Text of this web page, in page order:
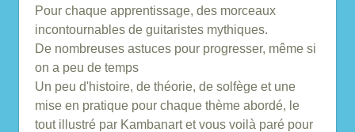
Pour chaque apprentissage, des morceaux
incontournables de guitaristes mythiques.
De nombreuses astuces pour progresser, même si
on a peu de temps
Un peu d'histoire, de théorie, de solfège et une
mise en pratique pour chaque thème abordé, le
tout illustré par Kambanart et vous voilà paré pour